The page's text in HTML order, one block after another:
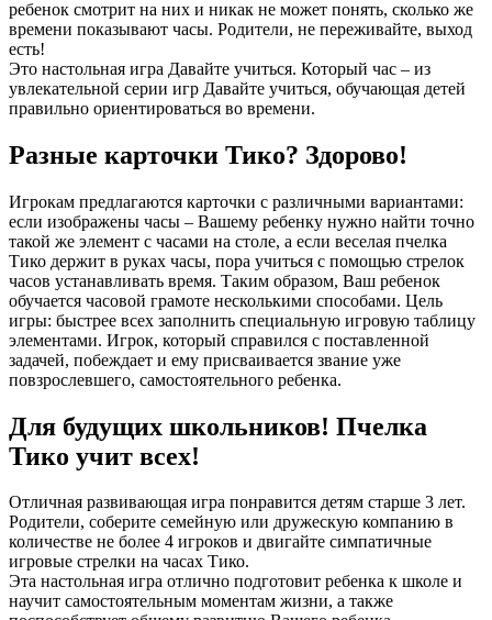
ребенок смотрит на них и никак не может понять, сколько же
времени показывают часы. Родители, не переживайте, выход
есть!
Это настольная игра Давайте учиться. Который час – из
увлекательной серии игр Давайте учиться, обучающая детей
правильно ориентироваться во времени.
Разные карточки Тико? Здорово!
Игрокам предлагаются карточки с различными вариантами:
если изображены часы – Вашему ребенку нужно найти точно
такой же элемент с часами на столе, а если веселая пчелка
Тико держит в руках часы, пора учиться с помощью стрелок
часов устанавливать время. Таким образом, Ваш ребенок
обучается часовой грамоте несколькими способами. Цель
игры: быстрее всех заполнить специальную игровую таблицу
элементами. Игрок, который справился с поставленной
задачей, побеждает и ему присваивается звание уже
повзрослевшего, самостоятельного ребенка.
Для будущих школьников! Пчелка
Тико учит всех!
Отличная развивающая игра понравится детям старше 3 лет.
Родители, соберите семейную или дружескую компанию в
количестве не более 4 игроков и двигайте симпатичные
игровые стрелки на часах Тико.
Эта настольная игра отлично подготовит ребенка к школе и
научит самостоятельным моментам жизни, а также